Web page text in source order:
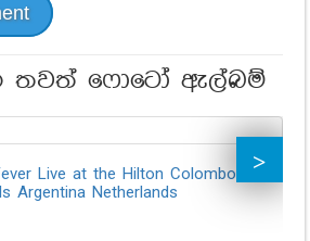
තවත් ෆොටෝ ඇල්බම්
Live at the Hilton Colombo
Argentina Netherlands